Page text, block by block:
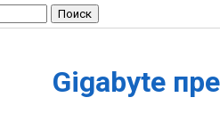
Поиск
Gigabyte